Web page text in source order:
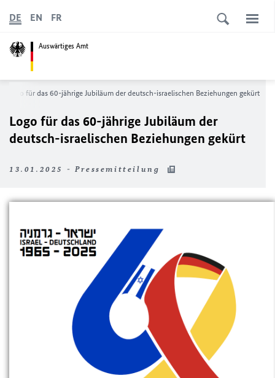
Auswärtiges Amt
DE EN FR
Logo für das 60-jährige Jubiläum der deutsch-israelischen Beziehungen gekürt
Logo für das 60-jährige Jubiläum der
deutsch-israelischen Beziehungen gekürt
13.01.2025 - Pressemitteilung